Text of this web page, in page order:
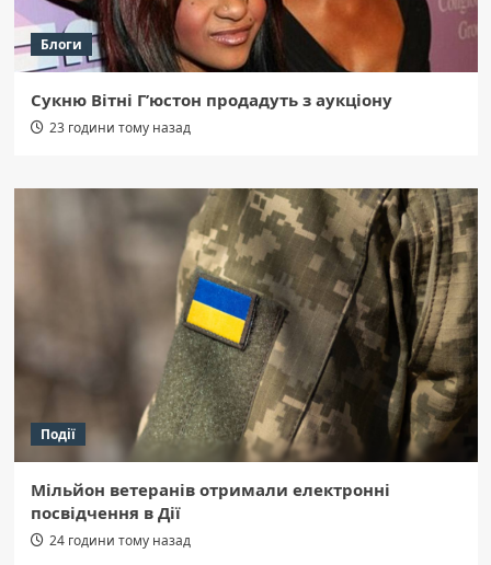
Блоги
Сукню Вітні Г’юстон продадуть з аукціону
23 години тому назад
Події
Мільйон ветеранів отримали електронні
посвідчення в Дії
24 години тому назад